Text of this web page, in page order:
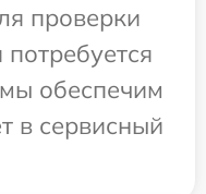
проверки
обеспечим
в сервисный